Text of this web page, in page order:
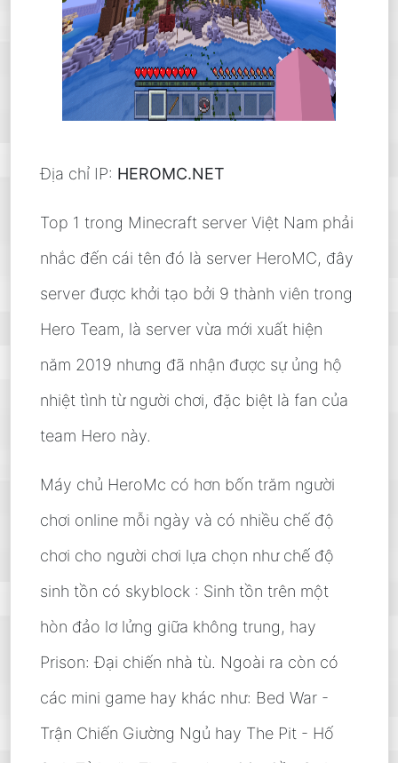
Địa chỉ IP: HEROMC.NET
Top 1 trong Minecraft server Việt Nam phải
nhắc đến cái tên đó là server HeroMC, đây
server được khởi tạo bởi 9 thành viên trong
Hero Team, là server vừa mới xuất hiện
năm 2019 nhưng đã nhận được sự ủng hộ
nhiệt tình từ người chơi, đặc biệt là fan của
team Hero này.
Máy chủ HeroMc có hơn bốn trăm người
chơi online mỗi ngày và có nhiều chế độ
chơi cho người chơi lựa chọn như chế độ
sinh tồn có skyblock : Sinh tồn trên một
hòn đảo lơ lửng giữa không trung, hay
Prison: Đại chiến nhà tù. Ngoài ra còn có
các mini game hay khác như: Bed War -
Trận Chiến Giường Ngủ hay The Pit - Hố